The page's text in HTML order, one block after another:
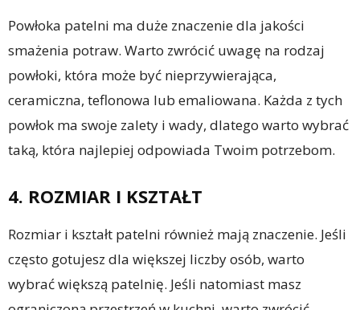
Powłoka patelni ma duże znaczenie dla jakości
smażenia potraw. Warto zwrócić uwagę na rodzaj
powłoki, która może być nieprzywierająca,
ceramiczna, teflonowa lub emaliowana. Każda z tych
powłok ma swoje zalety i wady, dlatego warto wybrać
taką, która najlepiej odpowiada Twoim potrzebom.
4. ROZMIAR I KSZTAŁT
Rozmiar i kształt patelni również mają znaczenie. Jeśli
często gotujesz dla większej liczby osób, warto
wybrać większą patelnię. Jeśli natomiast masz